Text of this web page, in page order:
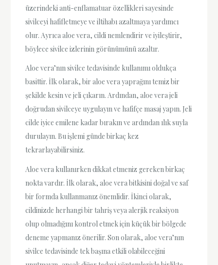
üzerindeki anti-enflamatuar özellikleri sayesinde
sivilceyi hafifletmeye ve iltihabı azaltmaya yardımcı
olur. Ayrıca aloe vera, cildi nemlendirir ve iyileştirir,
böylece sivilce izlerinin görünümünü azaltır.
Aloe vera’nın sivilce tedavisinde kullanımı oldukça
basittir. İlk olarak, bir aloe vera yaprağını temiz bir
şekilde kesin ve jeli çıkarın. Ardından, aloe vera jeli
doğrudan sivilceye uygulayın ve hafifçe masaj yapın. Jeli
cilde iyice emilene kadar bırakın ve ardından ılık suyla
durulayın. Bu işlemi günde birkaç kez
tekrarlayabilirsiniz.
Aloe vera kullanırken dikkat etmeniz gereken birkaç
nokta vardır. İlk olarak, aloe vera bitkisini doğal ve saf
bir formda kullanmanız önemlidir. İkinci olarak,
cildinizde herhangi bir tahriş veya alerjik reaksiyon
olup olmadığını kontrol etmek için küçük bir bölgede
deneme yapmanız önerilir. Son olarak, aloe vera’nın
sivilce tedavisinde tek başına etkili olabileceğini